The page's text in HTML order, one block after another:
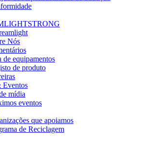
Nós
de equipamentos
de produto
Eventos
mídia
eventos
que apoiamos
de Reciclagem